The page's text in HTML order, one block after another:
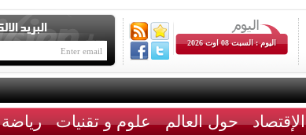
اليوم : السبت 08 اوت 2026
الإقتصاد حول العالم علوم و تقنيات رياضة